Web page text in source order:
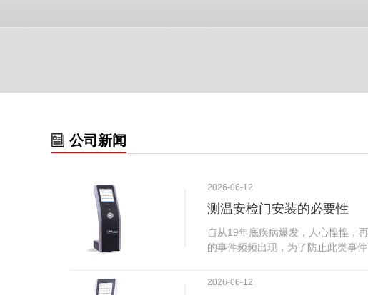
公司新闻
2026-06-12
测温安检门安装的必要性
自从19年底疾病爆发，人心惶惶，
的事件频频出现，为了防止此类事件
尽快的安装安检门等设备，开展安全
2026-06-12